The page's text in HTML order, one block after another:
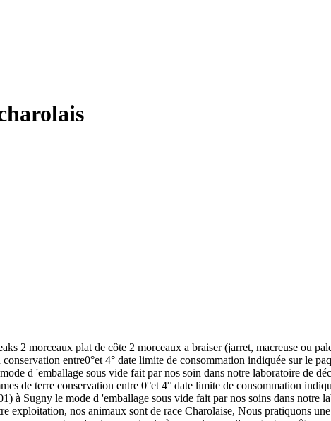
2 morceaux plat de côte 2 morceaux a braiser (jarret, macreuse ou
entre0°et 4° date limite de consommation indiquée sur le
d 'emballage sous vide fait par nos soin dans notre laboratoire de
de terre conservation entre 0°et 4° date limite de consommation
Sugny le mode d 'emballage sous vide fait par nos soins dans notre
nos animaux sont de race Charolaise, Nous pratiquons